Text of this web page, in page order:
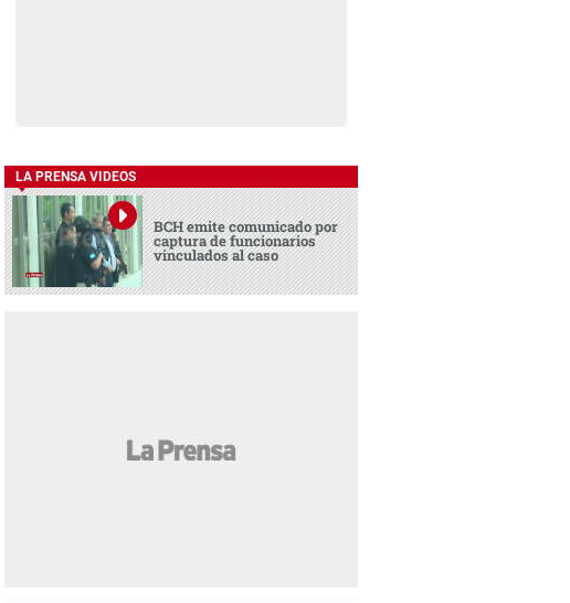
LA PRENSA VIDEOS
BCH emite comunicado por
captura de funcionarios
vinculados al caso